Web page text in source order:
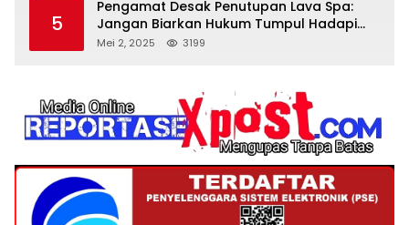
5
Pengamat Desak Penutupan Lava Spa:
Jangan Biarkan Hukum Tumpul Hadapi
‘Spa Berkedok
Mei 2, 2025 3199